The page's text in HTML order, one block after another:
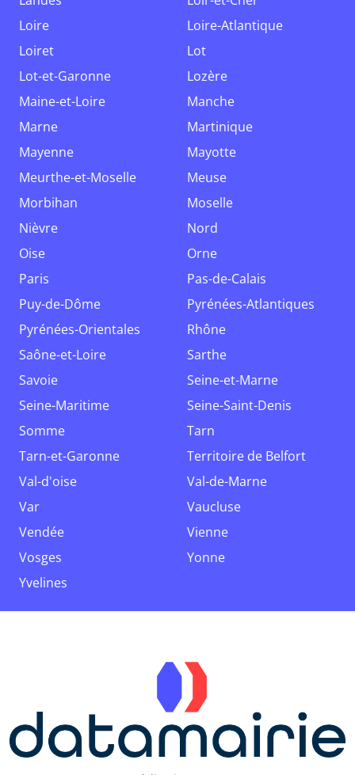
Loire
Loire-Atlantique
Loiret
Lot
Lot-et-Garonne
Lozère
Maine-et-Loire
Manche
Marne
Martinique
Mayenne
Mayotte
Meurthe-et-Moselle
Meuse
Morbihan
Moselle
Nièvre
Nord
Oise
Orne
Paris
Pas-de-Calais
Puy-de-Dôme
Pyrénées-Atlantiques
Pyrénées-Orientales
Rhône
Saône-et-Loire
Sarthe
Savoie
Seine-et-Marne
Seine-Maritime
Seine-Saint-Denis
Somme
Tarn
Tarn-et-Garonne
Territoire de Belfort
Val-d'oise
Val-de-Marne
Var
Vaucluse
Vendée
Vienne
Vosges
Yonne
Yvelines